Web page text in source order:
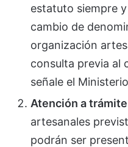
estatuto siempre
cambio de
organización
consulta previa al
señale el
Atención a
artesanales
podrán ser